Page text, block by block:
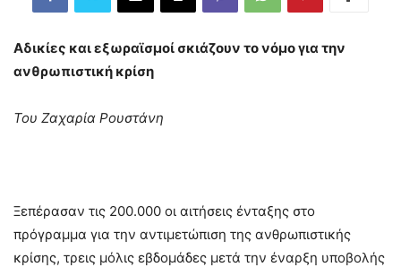
Αδικίες και εξωραϊσμοί σκιάζουν το νόμο για την
ανθρωπιστική κρίση
Του Ζαχαρία Ρουστάνη
Ξεπέρασαν τις 200.000 οι αιτήσεις ένταξης στο
πρόγραμμα για την αντιμετώπιση της ανθρωπιστικής
κρίσης, τρεις μόλις εβδομάδες μετά την έναρξη υποβολής